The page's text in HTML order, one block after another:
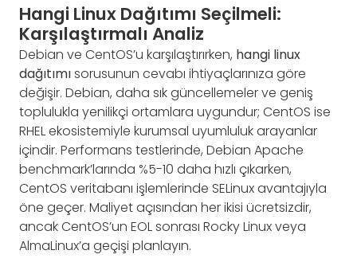
Hangi Linux Dağıtımı Seçilmeli:
Karşılaştırmalı Analiz
Debian ve CentOS’u karşılaştırırken, hangi linux
dağıtımısorusunun cevabı ihtiyaçlarınıza göre
değişir. Debian, daha sık güncellemeler ve geniş
toplulukla yenilikçi ortamlara uygundur; CentOS ise
RHEL ekosistemiyle kurumsal uyumluluk arayanlar
içindir. Performans testlerinde, Debian Apache
benchmark’larında %5-10 daha hızlı çıkarken,
CentOS veritabanı işlemlerinde SELinux avantajıyla
öne geçer. Maliyet açısından her ikisi ücretsizdir,
ancak CentOS’un EOL sonrası Rocky Linux veya
AlmaLinux’a geçişi planlayın.